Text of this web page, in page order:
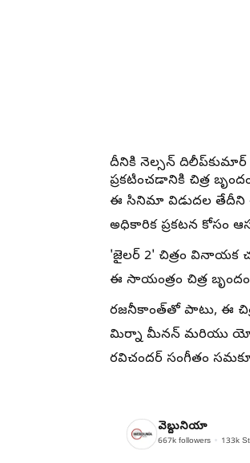
దీనికి నెల్సన్ దిలీప్‌కుమార్
ప్రకటించడానికి చిత్ర
ఈ సినిమా విడుదల తేదీని ఈ
అధికారిక ప్రకటన కోసం
'జైలర్ 2' చిత్రం వినాయక
ఈ సాయంత్రం చిత్ర
రజనీకాంత్‌తో పాటు, ఈ
మిర్నా మీనన్ మరియు యోగి
రవిచందర్ సంగీతం
వెబ్దునియా
667k followers 133k